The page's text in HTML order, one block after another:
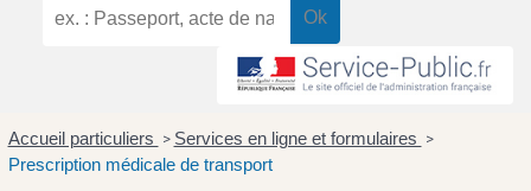
Accueil particuliers > Services en ligne et formulaires >
Prescription médicale de transport